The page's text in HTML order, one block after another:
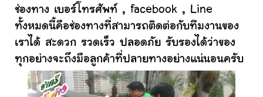
ช่องทาง เบอร์โทรศัพท์ , facebook , Line
ทั้งหมดนี้คือช่องทางที่สามารถติดต่อกับทีมงานของ
เราได้ สะดวก รวดเร็ว ปลอดภัย รับรองได้ว่าของ
ทุกอย่างจะถึงมือลูกค้าที่ปลายทางอย่างแน่นอนครับ